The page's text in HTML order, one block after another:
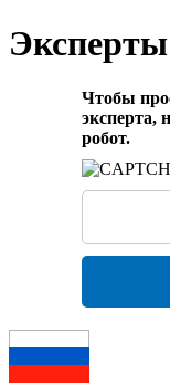
Эксперты
Чтобы
эксперта,
робот.